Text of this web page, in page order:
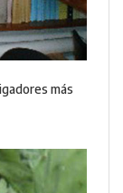
más